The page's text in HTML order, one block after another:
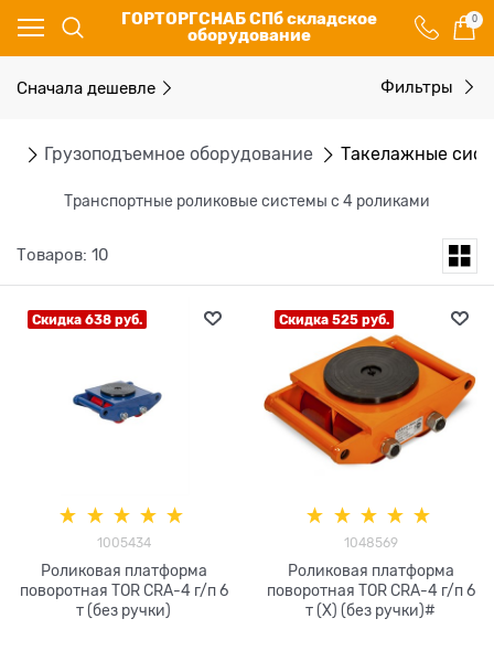
ГОРТОРГСНАБ СПб складское
оборудование
0
Грузоподъемное оборудование Такелажные
Транспортные роликовые системы с 4 роликами
Сначала дешевле Фильтры
Товаров: 10
Скидка 638 руб.
1005434
Роликовая платформа
поворотная TOR CRA-4 г/п 6
т (без ручки)
Скидка 525 руб.
1048569
Роликовая платформа
поворотная TOR CRA-4 г/п 6
т (X) (без ручки)#